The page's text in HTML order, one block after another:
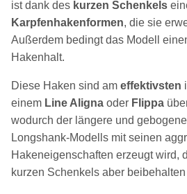
ist dank des kurzen Schenkels
Karpfenhakenformen, die sie
Außerdem bedingt das Modell
Hakenhalt.
Diese Haken sind am effektivsten
einem Line Aligna oder Flippa
wodurch der längere und
Longshank-Modells mit seinen
Hakeneigenschaften erzeugt wird,
kurzen Schenkels aber